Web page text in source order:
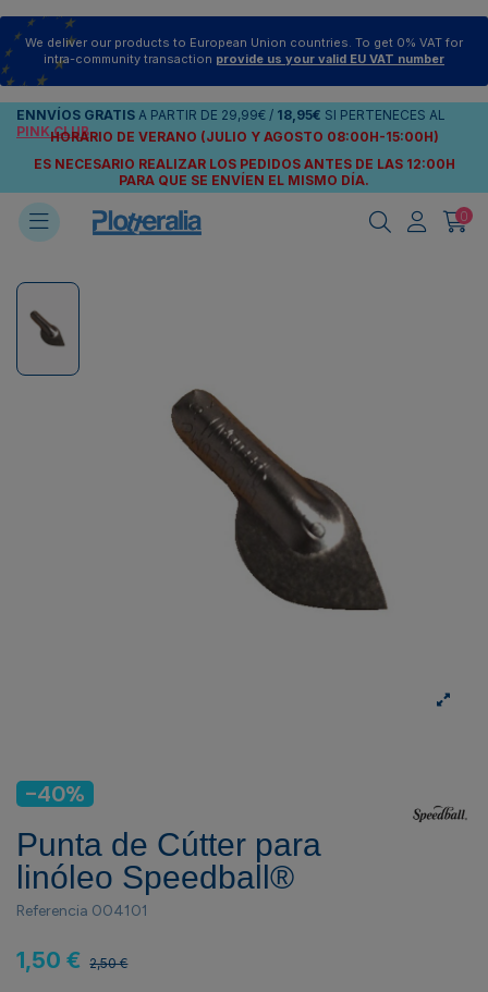
We deliver our products to European Union countries. To get 0% VAT for
intra-community transaction provide us your valid EU VAT number
ENNVÍOS GRATIS A PARTIR DE 29,99€ / 18,95€ SI PERTENECES AL
PINK CLUB
HORARIO DE VERANO (JULIO Y AGOSTO 08:00H-15:00H)
ES NECESARIO REALIZAR LOS PEDIDOS ANTES DE LAS 12:00H
PARA QUE SE ENVÍEN EL MISMO DÍA.
0
-40%
Punta de Cútter para
linóleo Speedball®
Referencia 004101
1,50 € 2,50 €